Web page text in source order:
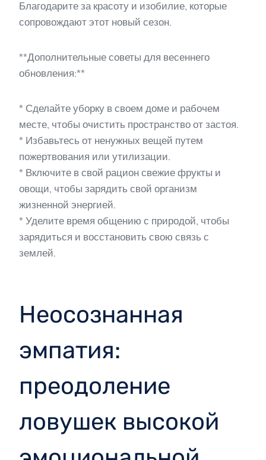
Благодарите за красоту и изобилие, которые
сопровождают этот новый сезон.
**Дополнительные советы для весеннего
обновления:**
* Сделайте уборку в своем доме и рабочем
месте, чтобы очистить пространство от застоя.
* Избавьтесь от ненужных вещей путем
пожертвования или утилизации.
* Включите в свой рацион свежие фрукты и
овощи, чтобы зарядить свой организм
жизненной энергией.
* Уделите время общению с природой, чтобы
зарядиться и восстановить свою связь с
землей.
Неосознанная
эмпатия:
преодоление
ловушек высокой